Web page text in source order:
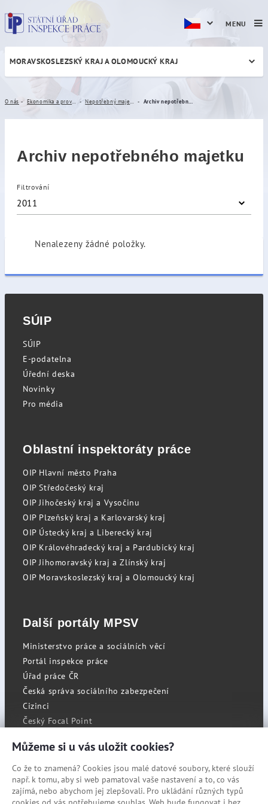
Archiv nepotřebného
MORAVSKOSLEZSKÝ KRAJ A OLOMOUCKÝ KRAJ
O nás
Archiv nepotřebného majetku
Filtrování
2011
Nenalezeny žádné položky.
MENU
SÚIP
SÚIP
E-podatelna
Úřední deska
Novinky
Pro média
Oblastní inspektoráty práce
OIP Hlavní město Praha
OIP Středočeský kraj
OIP Jihočeský kraj a Vysočinu
OIP Plzeňský kraj a Karlovarský kraj
OIP Ústecký kraj a Liberecký kraj
OIP Královéhradecký kraj a Pardubický kraj
OIP Jihomoravský kraj a Zlínský kraj
OIP Moravskoslezský kraj a Olomoucký kraj
Další portály MPSV
Ministerstvo práce a sociálních věcí
Portál inspekce práce
Úřad práce ČR
Česká správa sociálního zabezpečení
Cizinci
Český Focal Point
RSS
Cookies
Můžeme si u vás uložit cookies?
Co že to znamená? Cookies jsou malé datové soubory, které slouží
např. k tomu, aby si web pamatoval vaše nastavení a to, co vás
zajímá, nebo abychom jej zlepšovali. Pro ukládání různých typů